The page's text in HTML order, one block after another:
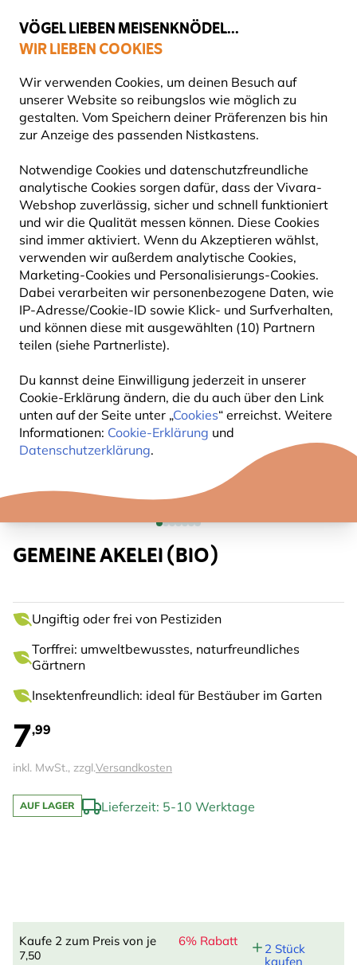
VÖGEL LIEBEN MEISENKNÖDEL...
WIR LIEBEN COOKIES
Wir verwenden Cookies, um deinen Besuch auf
unserer Website so reibungslos wie möglich zu
gestalten. Vom Speichern deiner Präferenzen bis hin
zur Anzeige des passenden Nistkastens.
Notwendige Cookies und datenschutzfreundliche
analytische Cookies sorgen dafür, dass der Vivara-
Webshop zuverlässig, sicher und schnell funktioniert
und wir die Qualität messen können. Diese Cookies
sind immer aktiviert. Wenn du Akzeptieren wählst,
verwenden wir außerdem analytische Cookies,
Marketing-Cookies und Personalisierungs-Cookies.
Dabei verarbeiten wir personenbezogene Daten, wie
IP-Adresse/Cookie-ID sowie Klick- und Surfverhalten,
und können diese mit ausgewählten (10) Partnern
teilen (siehe Partnerliste).
Du kannst deine Einwilligung jederzeit in unserer
Cookie-Erklärung ändern, die du auch über den Link
unten auf der Seite unter „Cookies“ erreichst. Weitere
Informationen: Cookie-Erklärung und
Datenschutzerklärung.
Gratis Versand ab 49 €
Pflanzen Bio-Pflanzen
GEMEINE AKELEI (BIO)
Ungiftig oder frei von Pestiziden
Torffrei: umweltbewusstes, naturfreundliches
Gärtnern
Insektenfreundlich: ideal für Bestäuber im Garten
7,99
inkl. MwSt., zzgl.Versandkosten
AUF LAGER Lieferzeit: 5-10 Werktage
Kaufe 2 zum Preis von je
7,50
6% Rabatt
2 Stück
kaufen